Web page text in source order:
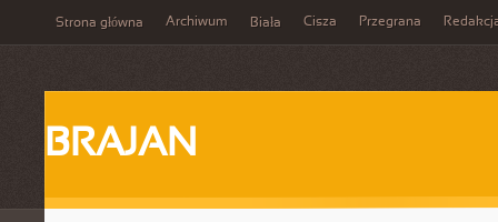
Strona główna Archiwum Biała Cisza Przegrana
BRAJAN